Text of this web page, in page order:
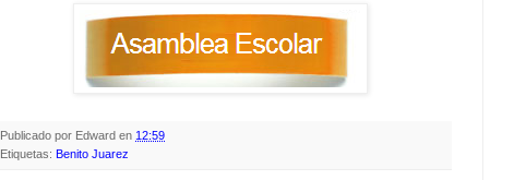
Publicado por Edward en 12:59
Etiquetas: Benito Juarez